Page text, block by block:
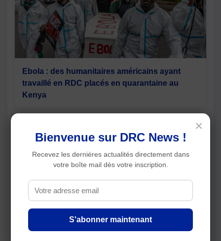
Ebola : des humanitaires américains ayant
travaillé en RDC placés en quarantaine au
Kenya
Ouganda : 20 écoliers et un adulte meurent
dans le renversement d'un bus scolaire, les
×
Bienvenue sur DRC News !
Recevez les dernières actualités directement dans
votre boîte mail dès votre inscription.
S'abonner maintenant